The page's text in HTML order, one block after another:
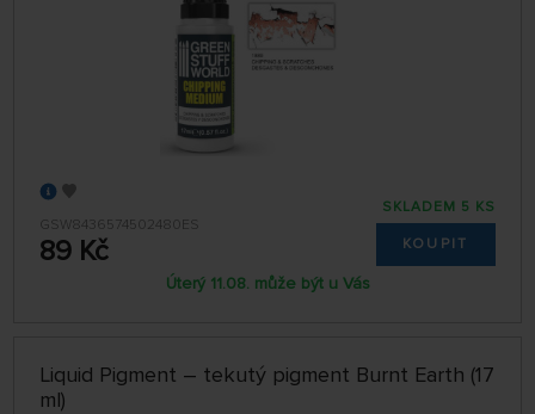
GSW8436574502480ES
89 Kč
SKLADEM 5 KS
KOUPIT
Úterý 11.08. může být u Vás
Liquid Pigment – tekutý pigment Burnt Earth (17
ml)